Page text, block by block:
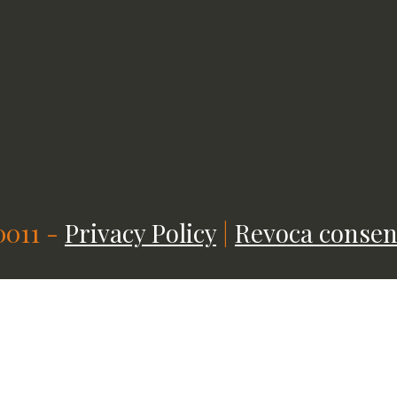
- Privacy Policy| Revoca